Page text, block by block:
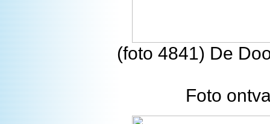
(foto 4841) De
Foto